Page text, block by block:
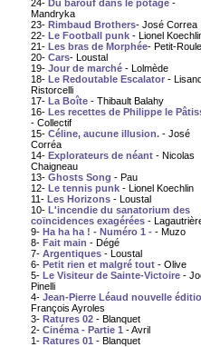
24- Du barouf dans le potage -
Mandryka
23- Rimbaud Brothers- José Correa
22- Le Football punk - Lionel
21- Les bras de Morphée- Petit-
20- Cars- Loustal
19- Jour de marché - Lolmède
18- Le Redoutable Escalator -
Ristorcelli
17- La Boîte - Thibault Balahy
16- Les recettes de Philippe le
- Collectif
15- Céline, aucune illusion. - José
Corréa
14- Explorateurs de néant - Nicolas
Chaigneau
13- Ghosts Song - Pau
12- Le tennis punk - Lionel Koechlin
11- Les Horizons - Loustal
10- L'incendie du sanatorium des
coïncidences exagérées -
9- Ha ha ha ! - Numéro 1 - - Muzo
8- Fait main - Dégé
7- Argentiques - Loustal
6- Petit rien et malgré tout - Olive
5- Le Visiteur de Sainte-Victoire -
Pinelli
4- Jean-Pierre Léaud nouvelle
François Ayroles
3- Ratures 02 - Blanquet
2- Cinéma - Partie 1 - Avril
1- Ratures 01 - Blanquet